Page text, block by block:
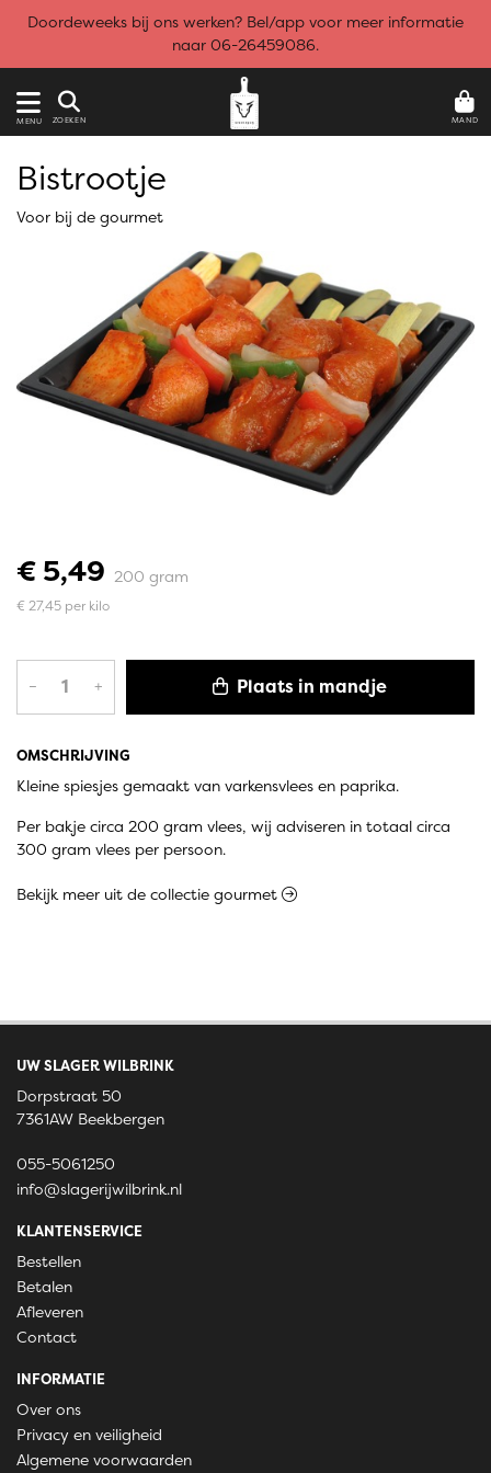
Doordeweeks bij ons werken? Bel/app voor meer informatie
naar 06-26459086.
MENU ZOEKEN MAND
OMSCHRIJVING
Kleine spiesjes gemaakt van varkensvlees en paprika.
Per bakje circa 200 gram vlees, wij adviseren in totaal circa
300 gram vlees per persoon.
Bistrootje
Voor bij de gourmet
€ 5,49 200 gram
€ 27,45 per kilo
– + Plaats in mandje
Bekijk meer uit de collectie gourmet
UW SLAGER WILBRINK
Dorpstraat 50
7361AW Beekbergen
055-5061250
info@slagerijwilbrink.nl
KLANTENSERVICE
Bestellen
Betalen
Afleveren
Contact
INFORMATIE
Over ons
Privacy en veiligheid
Algemene voorwaarden